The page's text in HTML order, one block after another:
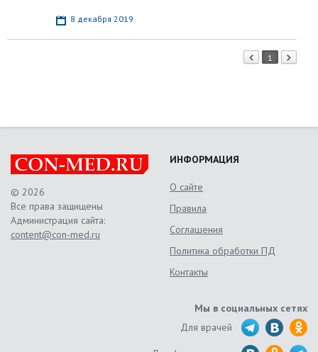
8 декабря 2019
1
© 2026
Все права защищены
Администрация сайта:
content@con-med.ru
ИНФОРМАЦИЯ
О сайте
Правила
Соглашения
Политика обработки ПД
Контакты
Мы в социальных сетях
Для врачей